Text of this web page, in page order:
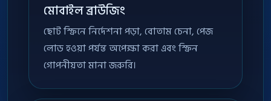
মোবাইল ব্রাউজিং
ছোট স্ক্রিনে নির্দেশনা পড়া, বোতাম চেনা, পেজ
লোড হওয়া পর্যন্ত অপেক্ষা করা এবং স্ক্রিন
গোপনীয়তা মানা জরুরি।